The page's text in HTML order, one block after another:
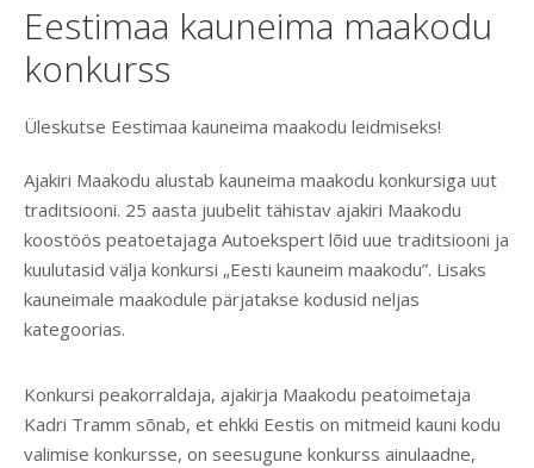
Eestimaa kauneima maakodu
konkurss
Üleskutse Eestimaa kauneima maakodu leidmiseks!
Ajakiri Maakodu alustab kauneima maakodu konkursiga uut
traditsiooni. 25 aasta juubelit tähistav ajakiri Maakodu
koostöös peatoetajaga Autoekspert lõid uue traditsiooni ja
kuulutasid välja konkursi „Eesti kauneim maakodu”. Lisaks
kauneimale maakodule pärjatakse kodusid neljas
kategoorias.
Konkursi peakorraldaja, ajakirja Maakodu peatoimetaja
Kadri Tramm sõnab, et ehkki Eestis on mitmeid kauni kodu
valimise konkursse, on seesugune konkurss ainulaadne,